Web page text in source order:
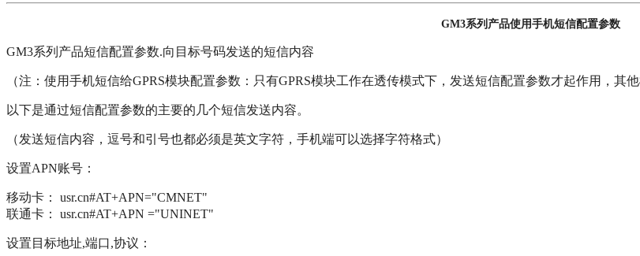
GM3系列产品使用手机短信配置参数
GM3系列产品短信配置参数.向目标号码发送的短信内容
（注：使用手机短信给GPRS模块配置参数：只有GPRS模块工作在透传模式下，发送短信配置参数才起作用，其
以下是通过短信配置参数的主要的几个短信发送内容。
（发送短信内容，逗号和引号也都必须是英文字符，手机端可以选择字符格式）
设置APN账号：
移动卡： usr.cn#AT+APN="CMNET"
联通卡： usr.cn#AT+APN ="UNINET"
设置目标地址,端口,协议：